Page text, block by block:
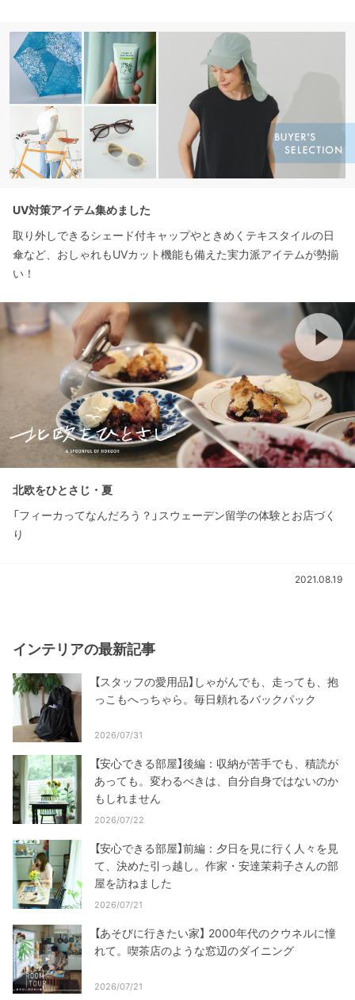
UV対策アイテム集めました
取り外しできるシェード付キャップやときめくテキスタイルの日
傘など、おしゃれもUVカット機能も備えた実力派アイテムが勢揃
い！
北欧をひとさじ・夏
「フィーカってなんだろう？」スウェーデン留学の体験とお店づく
り
2021.08.19
インテリアの最新記事
【スタッフの愛用品】しゃがんでも、走っても、抱
っこもへっちゃら。毎日頼れるバックパック
2026/07/31
【安心できる部屋】後編：収納が苦手でも、積読が
あっても。変わるべきは、自分自身ではないのか
もしれません
2026/07/22
【安心できる部屋】前編：夕日を見に行く人々を見
て、決めた引っ越し。作家・安達茉莉子さんの部
屋を訪ねました
2026/07/21
【あそびに行きたい家】 2000年代のクウネルに憧
れて。喫茶店のような窓辺のダイニング
2026/07/21